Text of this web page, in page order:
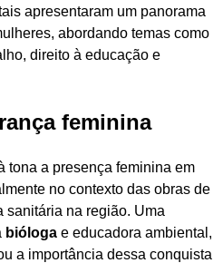
apresentaram um panorama
abordando temas como
direito à educação e
feminina
tona a presença feminina em
no contexto das obras de
sanitária na região. Uma
bióloga e educadora ambiental,
a importância dessa conquista